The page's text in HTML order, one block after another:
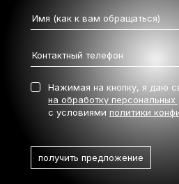
Нажимая на кнопку, я даю
на обработку персональных
с условиями политики